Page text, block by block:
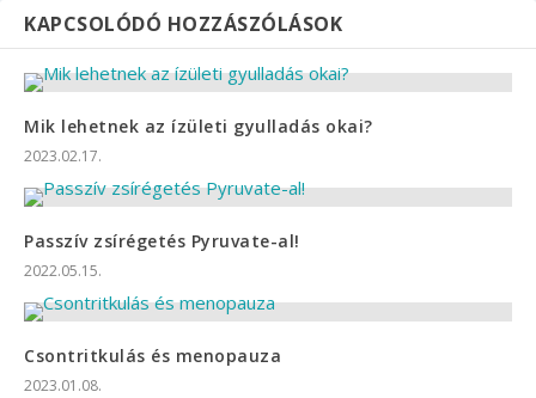
KAPCSOLÓDÓ HOZZÁSZÓLÁSOK
Mik lehetnek az ízületi gyulladás okai?
2023.02.17.
Passzív zsírégetés Pyruvate-al!
2022.05.15.
Csontritkulás és menopauza
2023.01.08.